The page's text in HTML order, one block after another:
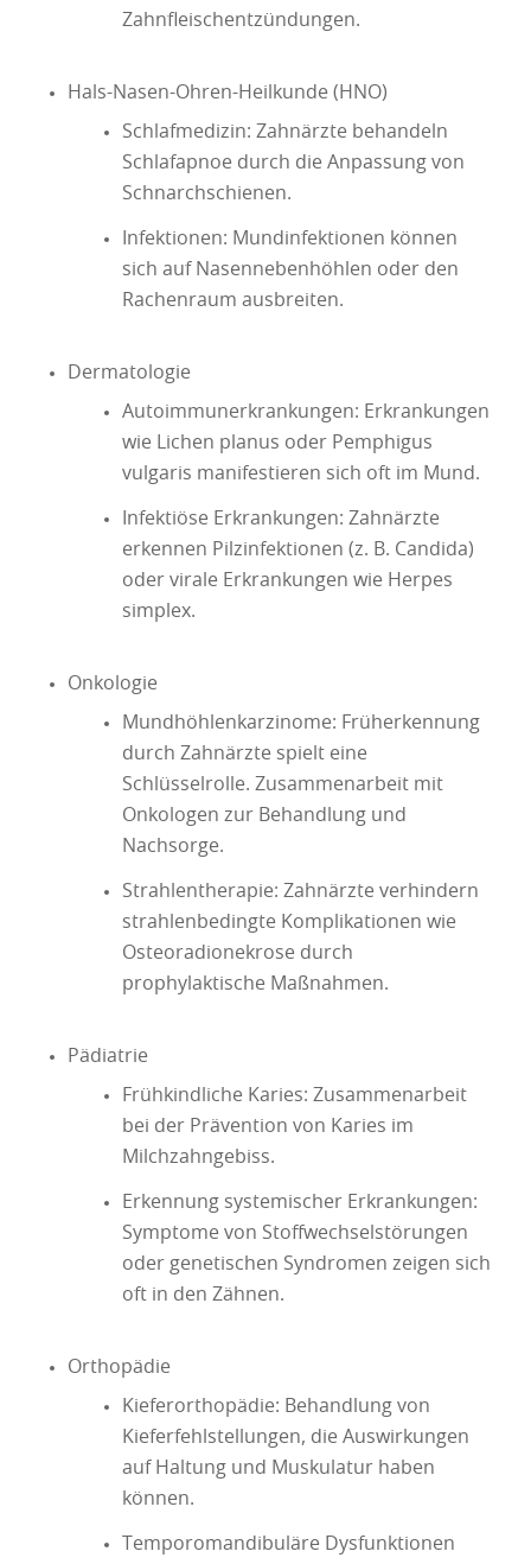
Zahnfleischentzündungen.
Hals-Nasen-Ohren-Heilkunde (HNO)
Schlafmedizin: Zahnärzte behandeln
Schlafapnoe durch die Anpassung von
Schnarchschienen.
Infektionen: Mundinfektionen können
sich auf Nasennebenhöhlen oder den
Rachenraum ausbreiten.
Dermatologie
Autoimmunerkrankungen: Erkrankungen
wie Lichen planus oder Pemphigus
vulgaris manifestieren sich oft im Mund.
Infektiöse Erkrankungen: Zahnärzte
erkennen Pilzinfektionen (z. B. Candida)
oder virale Erkrankungen wie Herpes
simplex.
Onkologie
Mundhöhlenkarzinome: Früherkennung
durch Zahnärzte spielt eine
Schlüsselrolle. Zusammenarbeit mit
Onkologen zur Behandlung und
Nachsorge.
Strahlentherapie: Zahnärzte verhindern
strahlenbedingte Komplikationen wie
Osteoradionekrose durch
prophylaktische Maßnahmen.
Pädiatrie
Frühkindliche Karies: Zusammenarbeit
bei der Prävention von Karies im
Milchzahngebiss.
Erkennung systemischer Erkrankungen:
Symptome von Stoffwechselstörungen
oder genetischen Syndromen zeigen sich
oft in den Zähnen.
Orthopädie
Kieferorthopädie: Behandlung von
Kieferfehlstellungen, die Auswirkungen
auf Haltung und Muskulatur haben
können.
Temporomandibuläre Dysfunktionen